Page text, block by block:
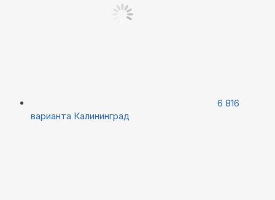
6 816
варианта Калининград